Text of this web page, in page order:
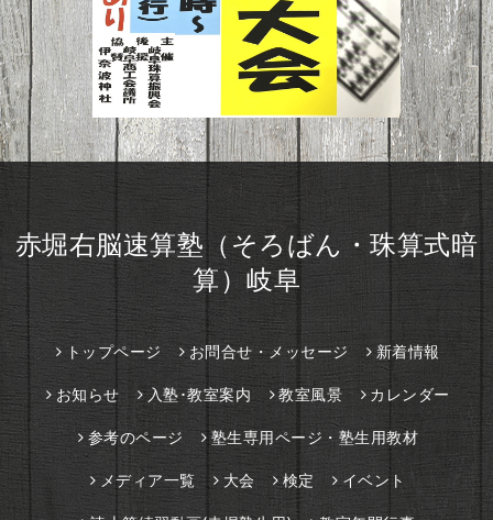
赤堀右脳速算塾（そろばん・珠算式暗
算）岐阜
トップページ お問合せ・メッセージ 新着情報
お知らせ 入塾･教室案内 教室風景 カレンダー
参考のページ 塾生専用ページ・塾生用教材
メディア一覧 大会 検定 イベント